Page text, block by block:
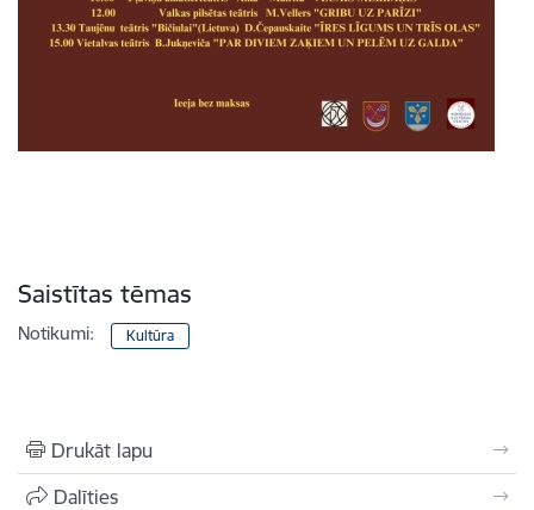
Saistītas tēmas
Notikumi: Kultūra
Drukāt lapu
Dalīties